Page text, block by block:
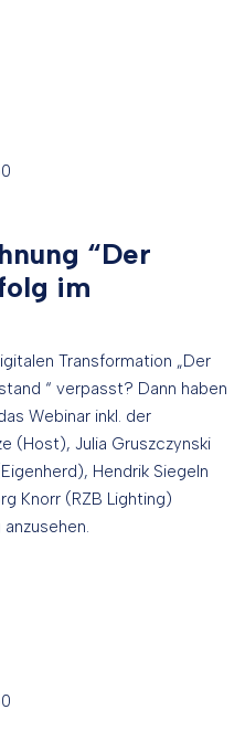
“Der
im
Transformation „Der
“ verpasst? Dann haben
Webinar inkl. der
(Host), Julia Gruszczynski
Hendrik Siegeln
Knorr (RZB Lighting)